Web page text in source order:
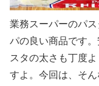
業務スーパーのパ
パの良い商品です
スタの太さも丁度
すよ。今回は、そ